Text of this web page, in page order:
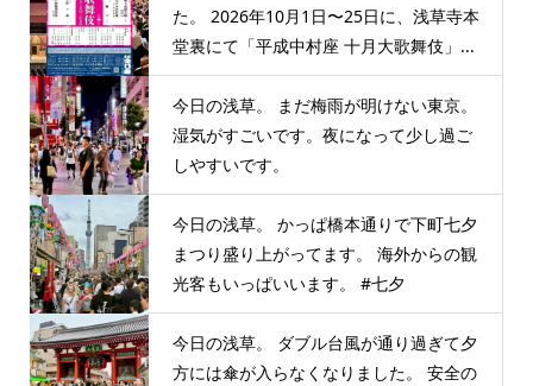
た。 2026年10月1日〜25日に、浅草寺本
堂裏にて「平成中村座 十月大歌舞伎」...
今日の浅草。 まだ梅雨が明けない東京。
湿気がすごいです。夜になって少し過ご
しやすいです。
今日の浅草。 かっぱ橋本通りで下町七夕
まつり盛り上がってます。 海外からの観
光客もいっぱいいます。 #七夕
今日の浅草。 ダブル台風が通り過ぎて夕
方には傘が入らなくなりました。 安全の